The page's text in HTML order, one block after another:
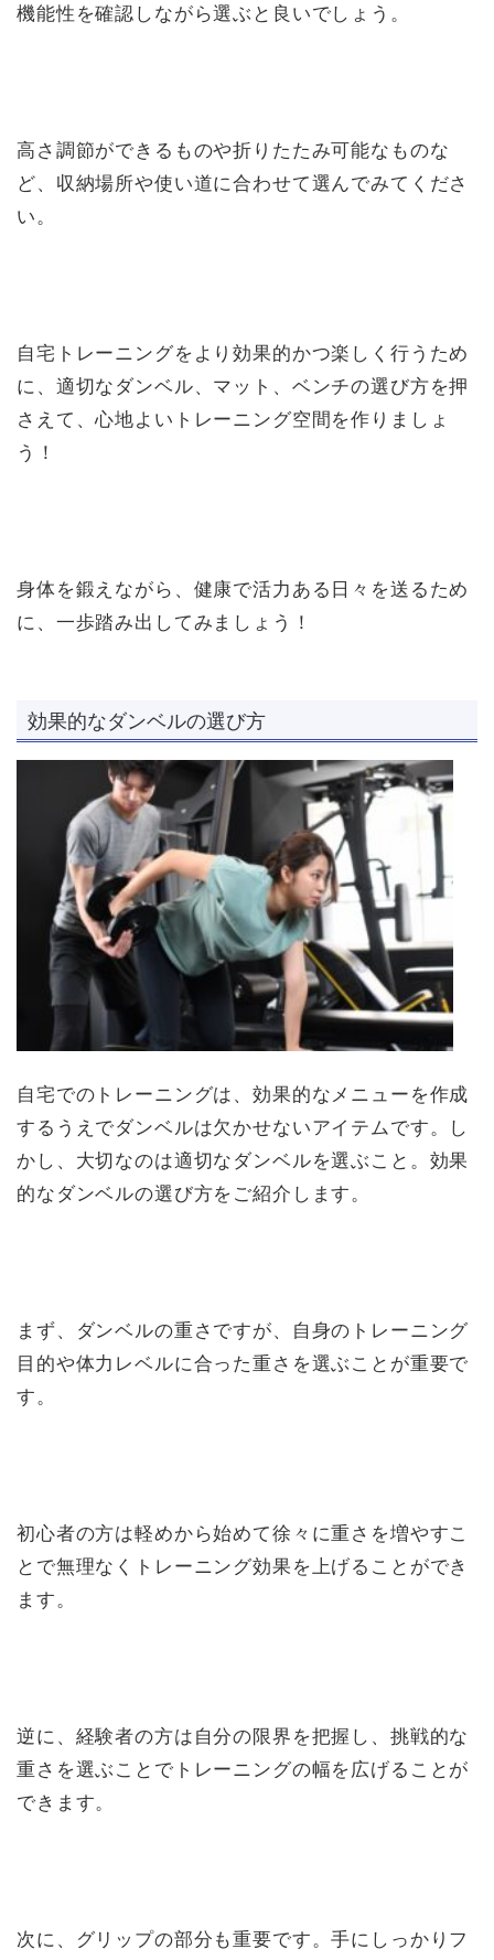
機能性を確認しながら選ぶと良いでしょう。
高さ調節ができるものや折りたたみ可能なものな
ど、収納場所や使い道に合わせて選んでみてくださ
い。
自宅トレーニングをより効果的かつ楽しく行うため
に、適切なダンベル、マット、ベンチの選び方を押
さえて、心地よいトレーニング空間を作りましょ
う！
身体を鍛えながら、健康で活力ある日々を送るため
に、一歩踏み出してみましょう！
効果的なダンベルの選び方
自宅でのトレーニングは、効果的なメニューを作成
するうえでダンベルは欠かせないアイテムです。し
かし、大切なのは適切なダンベルを選ぶこと。効果
的なダンベルの選び方をご紹介します。
まず、ダンベルの重さですが、自身のトレーニング
目的や体力レベルに合った重さを選ぶことが重要で
す。
初心者の方は軽めから始めて徐々に重さを増やすこ
とで無理なくトレーニング効果を上げることができ
ます。
逆に、経験者の方は自分の限界を把握し、挑戦的な
重さを選ぶことでトレーニングの幅を広げることが
できます。
次に、グリップの部分も重要です。手にしっかりフ